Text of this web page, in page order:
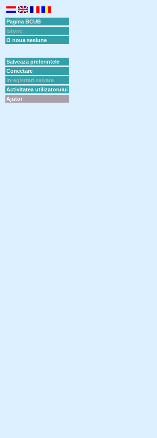
Pagina BCUB
Istoric
O noua sesiune
Salveaza preferintele
Conectare
Inregistrari salvate
Activitatea utilizatorului
Ajutor